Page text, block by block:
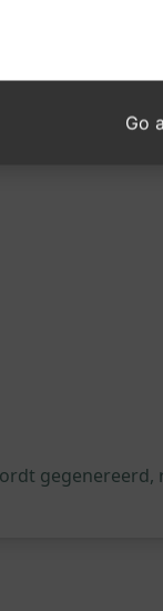
gegenereerd,
Go